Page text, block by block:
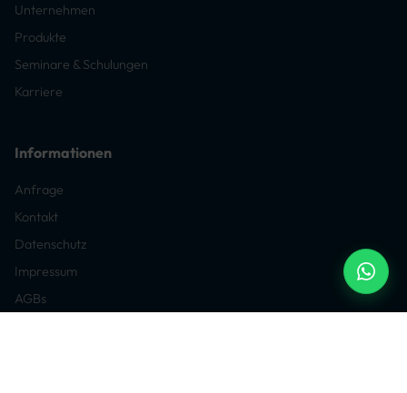
Unternehmen
Produkte
Seminare & Schulungen
Karriere
Informationen
Anfrage
Kontakt
Datenschutz
Impressum
AGBs